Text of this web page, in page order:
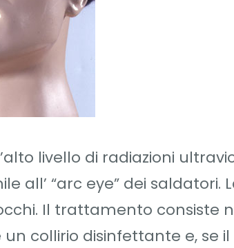
livello di radiazioni
all’ “arc eye” dei
Il trattamento consiste
un collirio disinfettante e, se